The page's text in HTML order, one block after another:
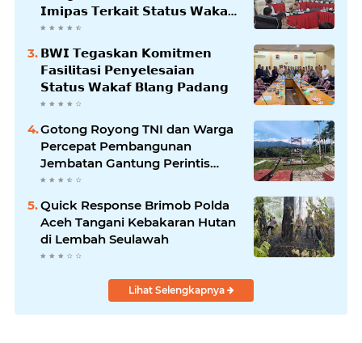
𝗜𝗺𝗶𝗽𝗮𝘀 𝗧𝗲𝗿𝗸𝗮𝗶𝘁 𝗦𝘁𝗮𝘁𝘂𝘀 𝗪𝗮𝗸𝗮𝗳
𝗕𝗹𝗮𝗻𝗴𝗽𝗮𝗱𝗮𝗻𝗴
𝗕𝗪𝗜 𝗧𝗲𝗴𝗮𝘀𝗸𝗮𝗻 𝗞𝗼𝗺𝗶𝘁𝗺𝗲𝗻
𝗙𝗮𝘀𝗶𝗹𝗶𝘁𝗮𝘀𝗶 𝗣𝗲𝗻𝘆𝗲𝗹𝗲𝘀𝗮𝗶𝗮𝗻
𝗦𝘁𝗮𝘁𝘂𝘀 𝗪𝗮𝗸𝗮𝗳 𝗕𝗹𝗮𝗻𝗴 𝗣𝗮𝗱𝗮𝗻𝗴
Gotong Royong TNI dan Warga
Percepat Pembangunan
Jembatan Gantung Perintis
Kuta Ujung Aceh Tenggara
Quick Response Brimob Polda
Aceh Tangani Kebakaran Hutan
di Lembah Seulawah
Lihat Selengkapnya